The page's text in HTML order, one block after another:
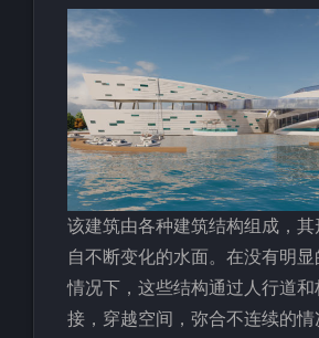
该建筑由各种建筑结构组成，
自不断变化的水面。在没有明
情况下，这些结构通过人行道
接，穿越空间，弥合不连续的